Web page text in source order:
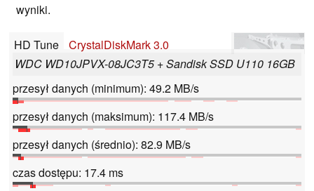
wyniki.
HD Tune
CrystalDiskMark 3.0
WDC WD10JPVX-08JC3T5 + Sandisk SSD U110 16GB
przesył danych (minimum): 49.2 MB/s
przesył danych (maksimum): 117.4 MB/s
przesył danych (średnio): 82.9 MB/s
czas dostępu: 17.4 ms